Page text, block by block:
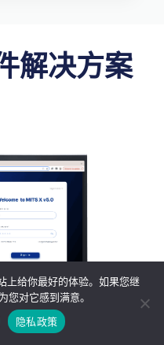
解决方案
网络）
上给你最好的体验。如果您继
您对它感到满意。
隐私政策